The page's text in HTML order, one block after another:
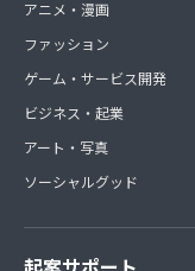
アニメ・漫画
ファッション
ゲーム・サービス開発
ビジネス・起業
アート・写真
ソーシャルグッド